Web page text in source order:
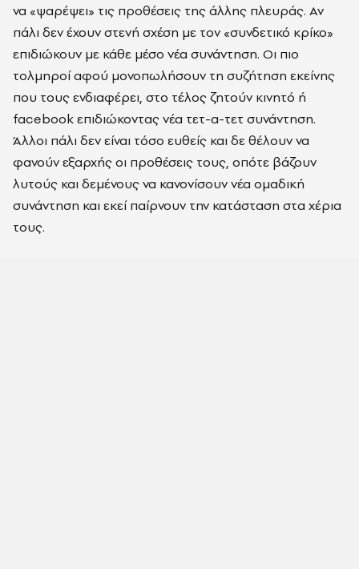
να «ψαρέψει» τις προθέσεις της άλλης πλευράς. Αν
πάλι δεν έχουν στενή σχέση με τον «συνδετικό κρίκο»
επιδιώκουν με κάθε μέσο νέα συνάντηση. Οι πιο
τολμηροί αφού μονοπωλήσουν τη συζήτηση εκείνης
που τους ενδιαφέρει, στο τέλος ζητούν κινητό ή
facebook επιδιώκοντας νέα τετ-α-τετ συνάντηση.
Άλλοι πάλι δεν είναι τόσο ευθείς και δε θέλουν να
φανούν εξαρχής οι προθέσεις τους, οπότε βάζουν
λυτούς και δεμένους να κανονίσουν νέα ομαδική
συνάντηση και εκεί παίρνουν την κατάσταση στα χέρια
τους.